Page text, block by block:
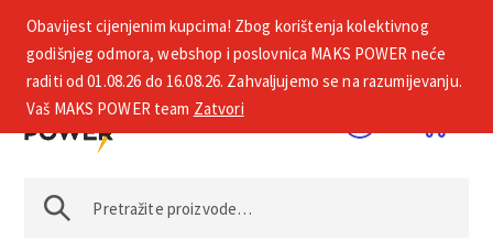
+385 1 2002 575
Obavijest cijenjenim kupcima! Zbog korištenja kolektivnog
godišnjeg odmora, webshop i poslovnica MAKS POWER neće
raditi od 01.08.26 do 16.08.26. Zahvaljujemo se na razumijevanju.
Vaš MAKS POWER team Zatvori